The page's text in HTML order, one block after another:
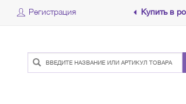
Регистрация Купить в